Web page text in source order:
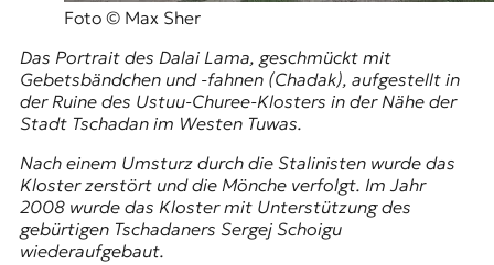
Foto © Max Sher
Das Portrait des Dalai Lama, geschmückt mit
Gebetsbändchen und -fahnen (Chadak), aufgestellt in
der Ruine des Ustuu-Churee-Klosters in der Nähe der
Stadt Tschadan im Westen Tuwas.
Nach einem Umsturz durch die Stalinisten wurde das
Kloster zerstört und die Mönche verfolgt. Im Jahr
2008 wurde das Kloster mit Unterstützung des
gebürtigen Tschadaners Sergej Schoigu
wiederaufgebaut.